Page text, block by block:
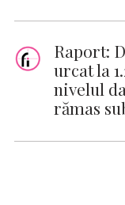
Raport:
urcat la
nivelul
rămas